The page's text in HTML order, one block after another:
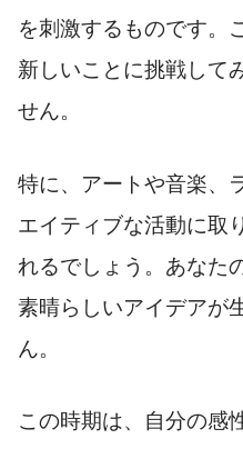
を刺激するものです。
新しいことに挑戦して
せん。
特に、アートや音楽、
エイティブな活動に取
れるでしょう。あなた
素晴らしいアイデアが
ん。
この時期は、自分の感